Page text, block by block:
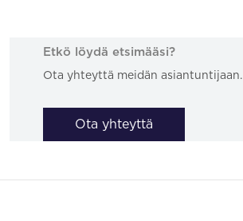
Etkö löydä etsimääsi?
Ota yhteyttä meidän asiantuntijaan.
Ota yhteyttä